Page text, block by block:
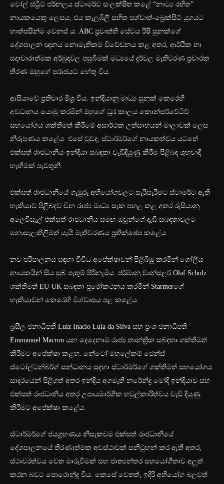
වෝල් ස්ට්‍රීට් ජර්නලය ස්ටාමර්ව සංලක්ෂිත කළේ “නාට්‍ය රහිත”
නායකයෙකු ලෙසය, එය කැලඹිලි සහිත පශ්චාත්-බ්‍රෙක්සිට් යුගයට
හාත්පසින්ම වෙනස් ය. ABC ප්‍රවෘත්ති සේවය රිෂි සුනක්ගේ
දේශපාලන ඥානය නොමැතිකම විවේචනය කළ අතර, ආර්ථික හා
සදාචාරාත්මක අර්බුදවල පසුබිමක් මධ්‍යයේ දුර්වල මැතිවරණ ප්‍රචාරක
තීරණ ඔහුගේ පරාජයට හේතු විය.
ආසියාවේ ප්‍රතිචාර මිශ්‍ර විය. ඉන්දියානු මාධ්‍ය සුනක් කෙරෙහි
අවධානය යොමු කරමින් ඔහුගේ ධූර කාලය කොන්සර්වේටිව්
සහයෝගය ශක්තිමත් කිරීමේ අසාර්ථක උත්සාහයන් මාලාවක් ලෙස
නිරූපණය කළේය. එසේ වුවද, ස්ටාර්මර්ගේ නායකත්වය යටතේ
එක්සත් රාජධානිය-ඉන්දියා සබඳතා වැඩිදියුණු කිරීම පිළිබඳ ශුභවාදී
හැඟීමක් පැවතුනි.
එක්සත් රාජධානියේ ගැඹුරු අභියෝගවලට සැරිසැරීමට ස්ටාමර්ට ඇති
හැකියාව පිළිබඳව චීන රාජ්‍ය මාධ්‍ය සැක පහළ කළ අතර රුසියානු
අලෙවිසැල් එක්සත් රාජධානිය සමඟ ඔවුන්ගේ දැඩි සබඳතාවලට
නොසැලකිලිමත් යැයි මැතිවරණය ප්‍රතික්ෂේප කළේය.
නව පරිපාලනය සඳහා විවිධ අපේක්ෂාවන් පිළිබිඹු කරමින් ගෝලීය
නායකයින් සිය සුබ පැතුම් පිරිනැමීය. ජර්මානු චාන්සලර් Olaf Scholz
ශක්තිමත් EU-UK සබඳතා පුරෝකථනය කරමින් Starmerගේ
හැකියාවන් කෙරෙහි විශ්වාසය පළ කළේය.
බ්‍රසීල ජනාධිපති Luiz Inacio Lula da Silva සහ ප්‍රංශ ජනාධිපති
Emmanuel Macron යන දෙදෙනාම රාජ්‍ය තාන්ත්‍රික සබඳතා ශක්තිමත්
කිරීමට අපේක්ෂා කළහ. නේටෝ මහලේකම් ජෙන්ස්
ස්ටෝල්ටන්බර්ග් සන්ධානය සඳහා ස්ටාර්මර්ගේ ශක්තිමත් සහයෝගය
සාදරයෙන් පිළිගත් අතර ඉන්දීය අගමැති නරේන්ද්‍ර මෝදි ඉන්දියාව සහ
එක්සත් රාජධානිය අතර උපායමාර්ගික හවුල්කාරිත්වය වැඩි දියුණු
කිරීමට අපේක්ෂා කළේය.
ස්ටාර්මර්ගේ ජයග්‍රහණය නිසැකවම එක්සත් රාජධානියේ
දේශපාලනයේ තීරණාත්මක අවස්ථාවක් සනිටුහන් කර ඇති අතර,
ස්ථාවරත්වය වෙත මාරුවීමක් සහ ජාත්‍යන්තර සහයෝගීතාව අලුත්
කරන බවට පොරොන්දු විය. කෙසේ වෙතත්, ඉදිරි අභියෝග බලවත්